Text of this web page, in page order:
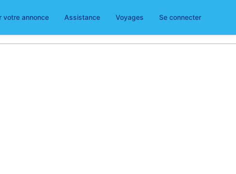
votre annonce Assistance Voyages Se connecter